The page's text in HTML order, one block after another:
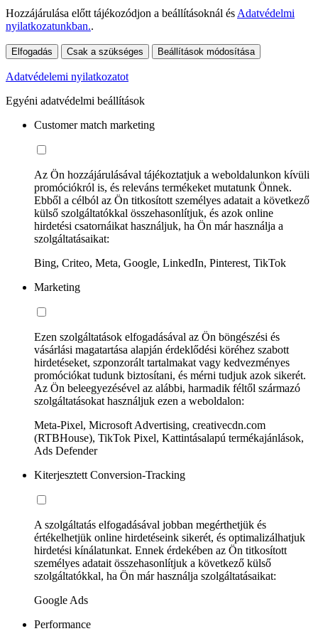
Hozzájárulása előtt tájékozódjon a beállításoknál ésAdatvédelmi
nyilatkozatunkban..
Elfogadás Csak a szükséges Beállítások módosítása
Adatvédelemi nyilatkozatot
Egyéni adatvédelmi beállítások
Customer match marketing
Az Ön hozzájárulásával tájékoztatjuk a weboldalunkon kívüli
promóciókról is, és releváns termékeket mutatunk Önnek.
Ebből a célból az Ön titkosított személyes adatait a következő
külső szolgáltatókkal összehasonlítjuk, és azok online
hirdetési csatornáikat használjuk, ha Ön már használja a
szolgáltatásaikat:
Bing, Criteo, Meta, Google, LinkedIn, Pinterest, TikTok
Marketing
Ezen szolgáltatások elfogadásával az Ön böngészési és
vásárlási magatartása alapján érdeklődési köréhez szabott
hirdetéseket, szponzorált tartalmakat vagy kedvezményes
promóciókat tudunk biztosítani, és mérni tudjuk azok sikerét.
Az Ön beleegyezésével az alábbi, harmadik féltől származó
szolgáltatásokat használjuk ezen a weboldalon:
Meta-Pixel, Microsoft Advertising, creativecdn.com
(RTBHouse), TikTok Pixel, Kattintásalapú termékajánlások,
Ads Defender
Kiterjesztett Conversion-Tracking
A szolgáltatás elfogadásával jobban megérthetjük és
értékelhetjük online hirdetéseink sikerét, és optimalizálhatjuk
hirdetési kínálatunkat. Ennek érdekében az Ön titkosított
személyes adatait összehasonlítjuk a következő külső
szolgáltatókkal, ha Ön már használja szolgáltatásaikat:
Google Ads
Performance